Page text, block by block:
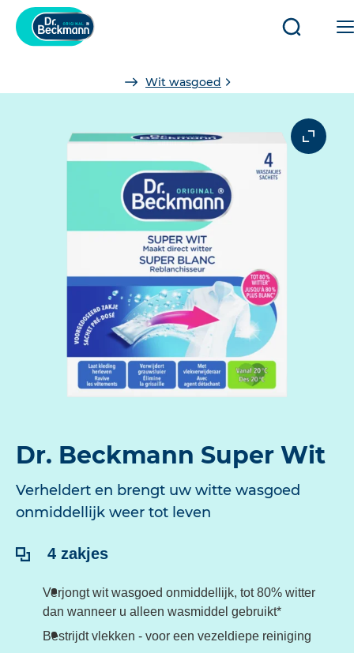
Open/
Wit wasgoed
Dr. Beckmann Super Wit
Verheldert en brengt uw witte wasgoed
onmiddellijk weer tot leven
Inhoud:4 zakjes
Verjongt wit wasgoed onmiddellijk, tot 80% witter
dan wanneer u alleen wasmiddel gebruikt*
Bestrijdt vlekken - voor een vezeldiepe reiniging